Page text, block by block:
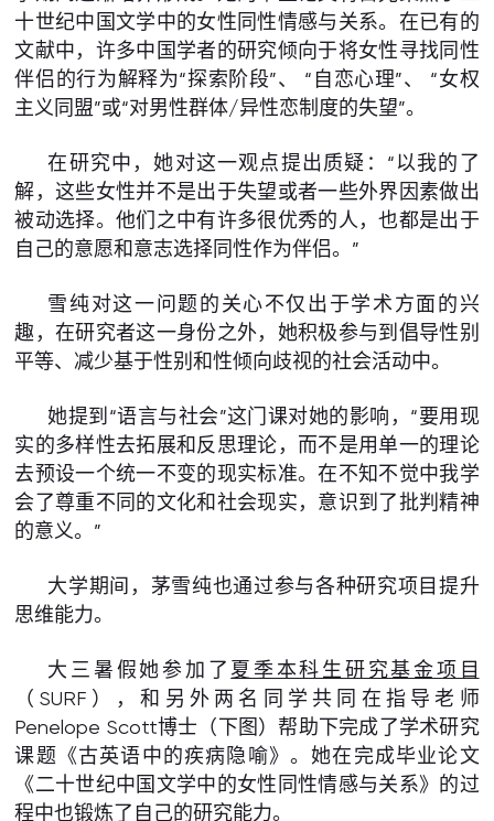
十世纪中国文学中的女性同性情感与关系。在已有的
文献中，许多中国学者的研究倾向于将女性寻找同性
伴侣的行为解释为“探索阶段”、 “自恋心理”、 “女权
主义同盟”或“对男性群体/异性恋制度的失望”。
在研究中，她对这一观点提出质疑：“以我的了
解，这些女性并不是出于失望或者一些外界因素做出
被动选择。他们之中有许多很优秀的人，也都是出于
自己的意愿和意志选择同性作为伴侣。”
雪纯对这一问题的关心不仅出于学术方面的兴
趣，在研究者这一身份之外，她积极参与到倡导性别
平等、减少基于性别和性倾向歧视的社会活动中。
她提到“语言与社会”这门课对她的影响，“要用现
实的多样性去拓展和反思理论，而不是用单一的理论
去预设一个统一不变的现实标准。在不知不觉中我学
会了尊重不同的文化和社会现实，意识到了批判精神
的意义。”
大学期间，茅雪纯也通过参与各种研究项目提升
思维能力。
大三暑假她参加了 夏季本科生研究基金项目
（SURF），和另外两名同学共同在指导老师
Penelope Scott博士（下图）帮助下完成了学术研究
课题《古英语中的疾病隐喻》。她在完成毕业论文
《二十世纪中国文学中的女性同性情感与关系》的过
程中也锻炼了自己的研究能力。